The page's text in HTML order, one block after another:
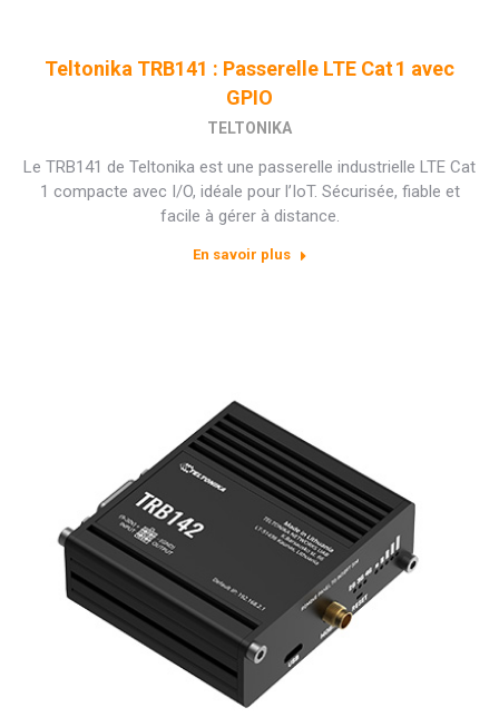
Teltonika TRB141 : Passerelle LTE Cat 1 avec
GPIO
TELTONIKA
Le TRB141 de Teltonika est une passerelle industrielle LTE Cat
1 compacte avec I/O, idéale pour l’IoT. Sécurisée, fiable et
facile à gérer à distance.
En savoir plus